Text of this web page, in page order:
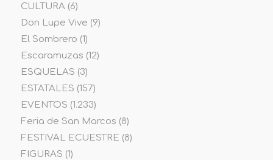
CULTURA(6)
Don Lupe Vive (9)
El Sombrero (1)
Escaramuzas (12)
ESQUELAS (3)
ESTATALES (157)
EVENTOS (1.233)
Feria de San Marcos (8)
FESTIVAL ECUESTRE (8)
FIGURAS (1)